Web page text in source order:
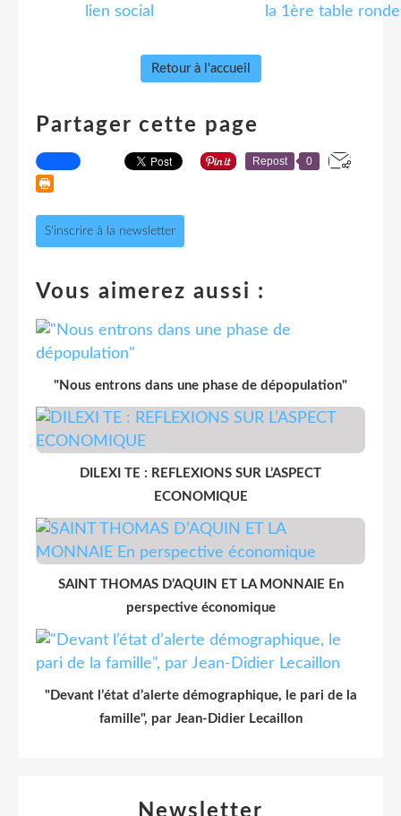
Retour à l'accueil
Partager cette page
Repost 0
S'inscrire à la newsletter
Vous aimerez aussi :
"Nous entrons dans une phase de dépopulation"
DILEXI TE : REFLEXIONS SUR L’ASPECT
ECONOMIQUE
SAINT THOMAS D’AQUIN ET LA MONNAIE En
perspective économique
"Devant l’état d’alerte démographique, le pari de la
famille", par Jean-Didier Lecaillon
Newsletter